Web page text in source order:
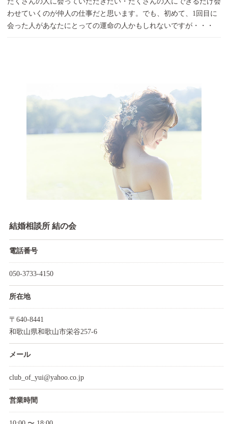
わせていくのが仲人の仕事だと思います。でも、初めて、1回目に
会った人があなたにとっての運命の人かもしれないですが・・・
結婚相談所 結の会
電話番号
050-3733-4150
所在地
〒640-8441
和歌山県和歌山市栄谷257-6
メール
club_of_yui@yahoo.co.jp
営業時間